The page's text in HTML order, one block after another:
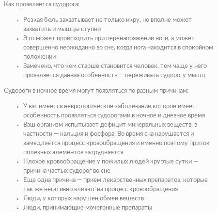
Как проявляется судорога:
Резкая боль захватывает не только икру, но вполне может
захватить и мышцы ступни
Это может происходить при перенапряжении ноги, а может
совершенно неожиданно во сне, когда нога находится в спокойном
положении
Замечено, что чем старше становится человек, тем чаще у него
проявляется данная особенность — переживать судорогу мышц
Судороги в ночное время могут появляться по разным причинам:
У вас имеется неврологическое заболевание,которое имеет
особенность проявляться судорогами в ночное и дневное время
Ваш организм испытывает дефицит минеральных веществ, в
частности — кальция и фосфора. Во время сна нарушается и
замедляется процесс кровообращения и именно поэтому приток
полезных элементов затрудняется
Плохое кровообращение у пожилых людей круглые сутки —
причина частых судорог во сне
Еще одна причина — прием лекарственных препаратов, которые
так же негативно влияют на процесс кровообращения
Люди, у которых нарушен обмен веществ
Люди, принимающие мочегонные препараты